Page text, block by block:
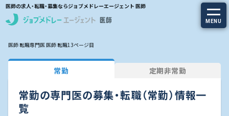
医師の求人・転職・募集ならジョブメドレーエージェント 医師
MENU
求人を探す
常勤の求人
定期非常勤の求人
医師 転職専門医 医師 転職13ページ目
常勤 定期非常勤
常勤の専門医の募集・転職（常勤）情報一
覧